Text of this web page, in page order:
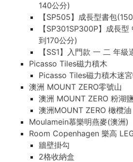
140公分)
【SP505】成長型書包
【SP301SP300P】成長
到170公分)
【SS1】入門款 一 二 年
Picasso Tiles磁力積木
Picasso Tiles磁力積木迷
澳洲 MOUNT ZERO零號山
澳洲 MOUNT ZERO 粉湖鹽
澳洲MOUNT ZERO 橄欖油
Moulamein慕樂明燕麥(澳洲)
Room Copenhagen 樂高
牆壁掛勾
2格收納盒